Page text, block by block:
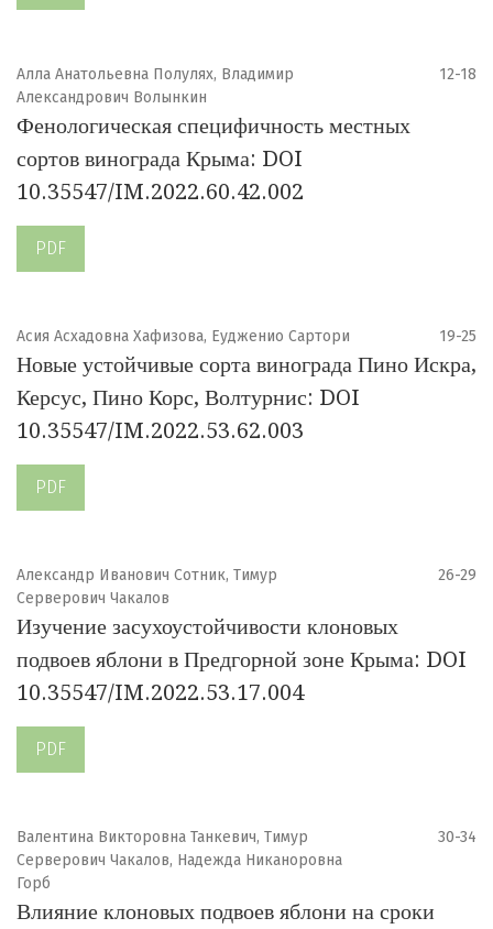
Алла Анатольевна Полулях, Владимир
Александрович Волынкин
12-18
Фенологическая специфичность местных
сортов винограда Крыма: DOI
10.35547/IM.2022.60.42.002
PDF
Асия Асхадовна Хафизова, Еудженио Сартори 19-25
Новые устойчивые сорта винограда Пино Искра,
Керсус, Пино Корс, Волтурнис: DOI
10.35547/IM.2022.53.62.003
PDF
Александр Иванович Сотник, Тимур
Серверович Чакалов
26-29
Изучение засухоустойчивости клоновых
подвоев яблони в Предгорной зоне Крыма: DOI
10.35547/IM.2022.53.17.004
PDF
Валентина Викторовна Танкевич, Тимур
Серверович Чакалов, Надежда Никаноровна
Горб
30-34
Влияние клоновых подвоев яблони на сроки